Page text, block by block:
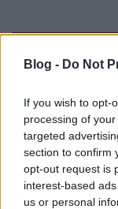
Blog - Do Not
If you wish to opt-
processing of
targeted
section to confirm
opt-out request is
interest-based
us or personal